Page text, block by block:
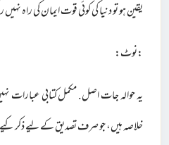
یقین ہو تو دنیا کی کوئی قوت ایمان کی راہ
:نوٹ:
یہ حوالہ جات اصل. مکمل کتابی عبارات
خلاصہ ہیں، جو صرف تصدیق کے لیے ذکر